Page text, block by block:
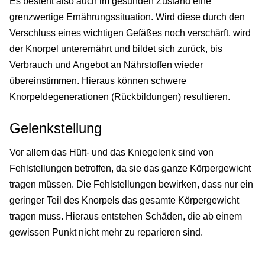
grenzwertige Ernährungssituation. Wird diese durch den
Verschluss eines wichtigen Gefäßes noch verschärft, wird
der Knorpel unterernährt und bildet sich zurück, bis
Verbrauch und Angebot an Nährstoffen wieder
übereinstimmen. Hieraus können schwere
Knorpeldegenerationen (Rückbildungen) resultieren.
Gelenkstellung
Vor allem das Hüft- und das Kniegelenk sind von
Fehlstellungen betroffen, da sie das ganze Körpergewicht
tragen müssen. Die Fehlstellungen bewirken, dass nur ein
geringer Teil des Knorpels das gesamte Körpergewicht
tragen muss. Hieraus entstehen Schäden, die ab einem
gewissen Punkt nicht mehr zu reparieren sind.